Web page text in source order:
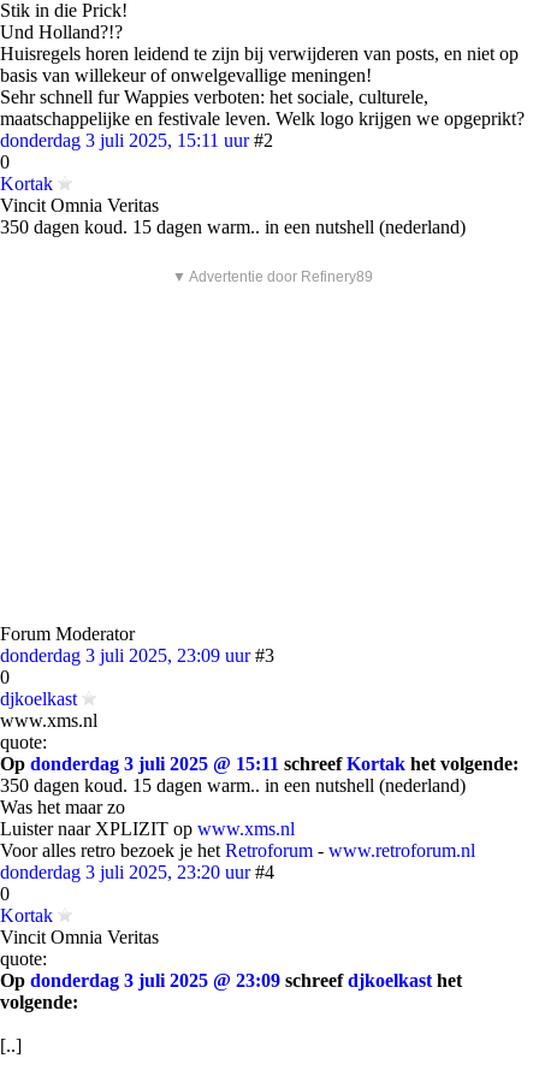
Stik in die Prick!
Und Holland?!?
Huisregels horen leidend te zijn bij verwijderen van posts, en niet op
basis van willekeur of onwelgevallige meningen!
Sehr schnell fur Wappies verboten: het sociale, culturele,
maatschappelijke en festivale leven. Welk logo krijgen we opgeprikt?
donderdag 3 juli 2025, 15:11 uur #2
0
Kortak
Vincit Omnia Veritas
350 dagen koud. 15 dagen warm.. in een nutshell (nederland)
▼ Advertentie door Refinery89
Forum Moderator
donderdag 3 juli 2025, 23:09 uur #3
0
djkoelkast
www.xms.nl
quote:
Op donderdag 3 juli 2025 @ 15:11 schreefKortak het volgende:
350 dagen koud. 15 dagen warm.. in een nutshell (nederland)
Was het maar zo
Luister naar XPLIZIT op www.xms.nl
Voor alles retro bezoek je het Retroforum - www.retroforum.nl
donderdag 3 juli 2025, 23:20 uur #4
0
Kortak
Vincit Omnia Veritas
quote:
Op donderdag 3 juli 2025 @ 23:09 schreefdjkoelkast het
volgende:
[..]